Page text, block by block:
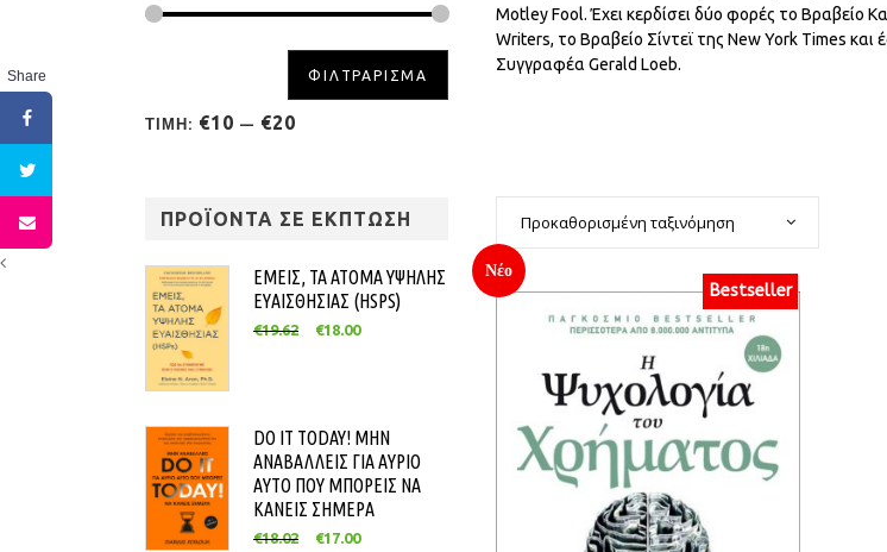
ΦΙΛΤΡΑΡΙΣΜΑ
ΤΙΜΗ: €10 — €20
ΠΡΟΪΟΝΤΑ ΣΕ ΕΚΠΤΩΣΗ
ΕΜΕΙΣ, ΤΑ ΑΤΟΜΑ ΥΨΗΛΗΣ
ΕΥΑΙΣΘΗΣΙΑΣ (HSPS)
€19.62 €18.00
DO IT TODAY! ΜΗΝ
ΑΝΑΒΑΛΛΕΙΣ ΓΙΑ ΑΥΡΙΟ
ΑΥΤΟ ΠΟΥ ΜΠΟΡΕΙΣ ΝΑ
ΚΑΝΕΙΣ ΣΗΜΕΡΑ
€18.02 €17.00
Motley Fool. Έχει κερδίσει δύο φορές το Βραβείο
Writers, το Βραβείο Σίντεϊ της New York Times
Συγγραφέα Gerald Loeb.
Προκαθορισμένη ταξινόμηση
Νέο
Bestseller
Share